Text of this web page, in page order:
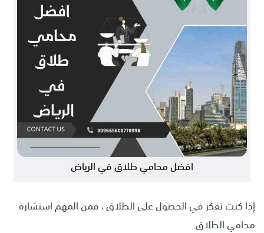
افضل محامي طلاق في الرياض
إذا كنت تفكر في الحصول على الطلاق ، فمن المهم استشارة
محامي الطلاق.